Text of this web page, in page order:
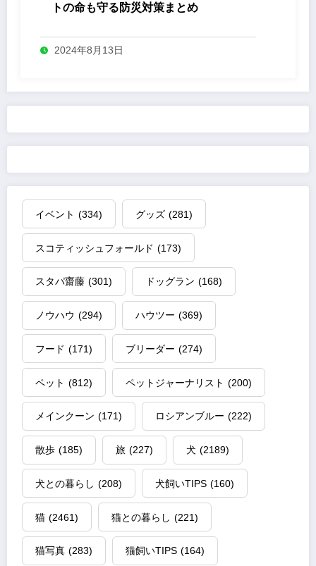
トの命も守る防災対策まとめ
2024年8月13日
イベント (334) グッズ (281)
スコティッシュフォールド (173)
スタパ齋藤 (301) ドッグラン (168)
ノウハウ (294) ハウツー (369)
フード (171) ブリーダー (274)
ペット (812) ペットジャーナリスト (200)
メインクーン (171) ロシアンブルー (222)
散歩 (185) 旅 (227) 犬 (2189)
犬との暮らし (208) 犬飼いTIPS (160)
猫 (2461) 猫との暮らし (221)
猫写真 (283) 猫飼いTIPS (164)